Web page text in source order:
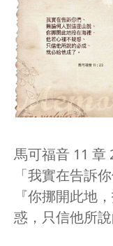
馬可福音 11 章
「我實在告訴
『你挪開此地
惑，只信他所